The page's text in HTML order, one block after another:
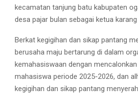
kecamatan tanjung batu kabupaten
desa pajar bulan sebagai ketua
Berkat kegigihan dan sikap pantang
berusaha maju bertarung di dalam
kemahasiswaan dengan
mahasiswa periode 2025-2026, dan
kegigihan dan sikap pantang